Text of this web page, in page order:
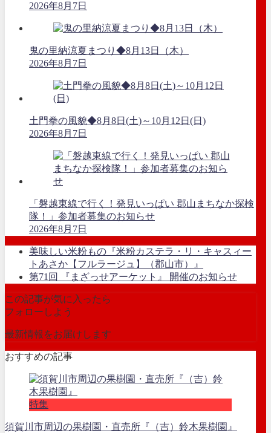
2026年8月7日
鬼の里納涼夏まつり◆8月13日（木）
2026年8月7日
土門拳の風貌◆8月8日(土)～10月12日(日)
2026年8月7日
「磐越東線で行く！発見いっぱい 郡山まちなか探検
隊！」参加者募集のお知らせ
2026年8月7日
美味しい米粉もの『米粉カステラ・リ・キャスィー
トあさか【フルラージュ】（郡山市）』
第71回 『まざっせアーケット』 開催のお知らせ
この記事が気に入ったら
フォローしよう
最新情報をお届けします
おすすめの記事
特集
須賀川市周辺の果樹園・直売所『（吉）鈴木果樹園』